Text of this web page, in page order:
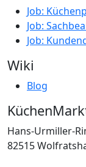
Job:
Job:
Job:
Wiki
Blog
Hans-Urmiller-
82515